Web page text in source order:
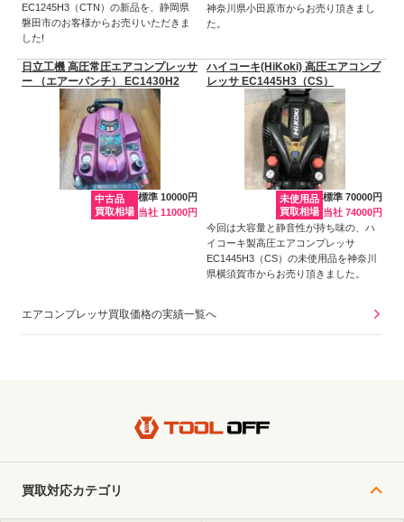
EC1245H3（CTN）の新品を、静岡県
磐田市のお客様からお売りいただきま
した!
神奈川県小田原市からお売り頂きまし
た。
日立工機 高圧常圧エアコンプレッサ
ー （エアーパンチ） EC1430H2
中古品
買取相場
標準 10000円
当社 11000円
ハイコーキ(HiKoki) 高圧エアコンプ
レッサ EC1445H3（CS）
未使用品
買取相場
標準 70000円
当社 74000円
今回は大容量と静音性が持ち味の、ハ
イコーキ製高圧エアコンプレッサ
EC1445H3（CS）の未使用品を神奈川
県横須賀市からお売り頂きました。
エアコンプレッサ買取価格の実績一覧へ
買取対応カテゴリ